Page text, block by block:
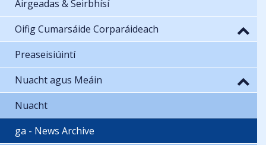
Airgeadas & Seirbhísí
Oifig Cumarsáide Corparáideach
Preaseisiúintí
Nuacht agus Meáin
Nuacht
ga - News Archive